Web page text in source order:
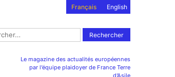
Français English
:
Le magazine des actualités européennes
par l’équipe plaidoyer de France Terre
d’Asile